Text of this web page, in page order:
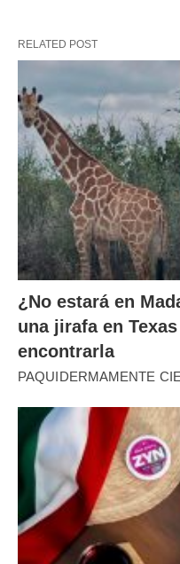
RELATED POST
¿No estará en
una jirafa en
encontrarla
PAQUIDERMAMENTE